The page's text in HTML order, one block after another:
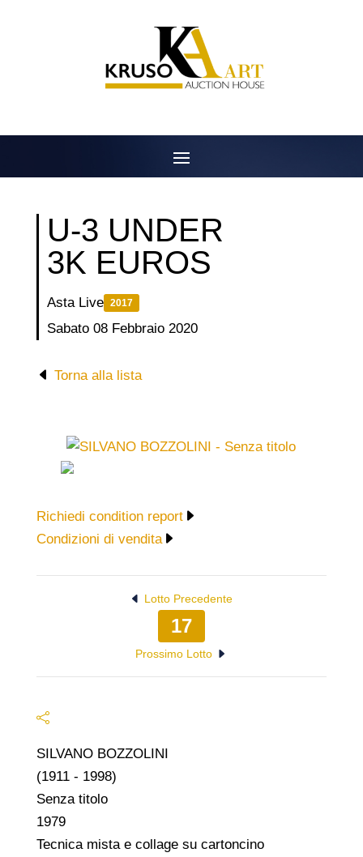
U-3 UNDER
3K EUROS
Asta Live 2017
Sabato 08 Febbraio 2020
Torna alla lista
Richiedi condition report
Condizioni di vendita
Lotto Precedente
17
Prossimo Lotto
SILVANO BOZZOLINI
(1911 - 1998)
Senza titolo
1979
Tecnica mista e collage su cartoncino